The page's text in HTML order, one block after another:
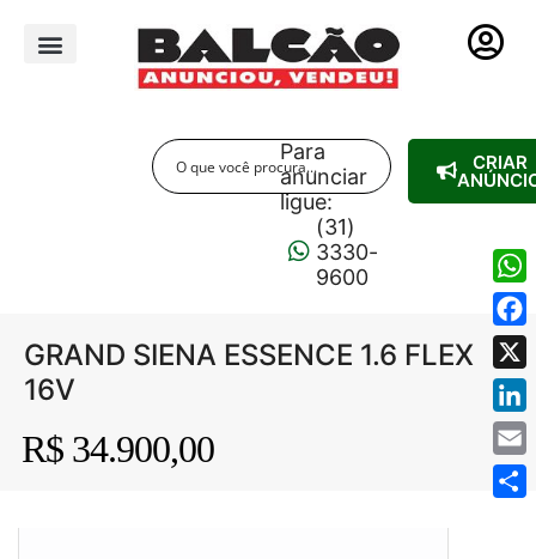
Para
anunciar
ligue:
(31)
3330-
9600
CRIAR
GRAND SIENA ESSENCE 1.6 FLEX
16V
R$ 34.900,00
X